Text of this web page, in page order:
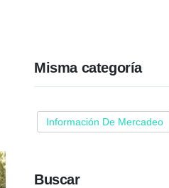
Misma categoría
Información De Mercadeo
Buscar